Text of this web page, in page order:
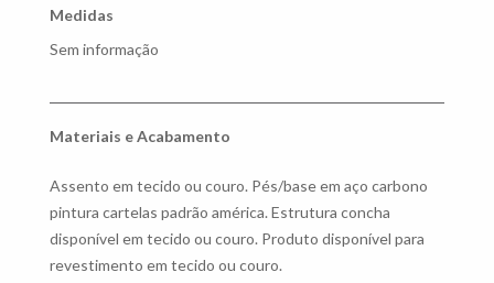
Medidas
Sem informação
Materiais e Acabamento
Assento em tecido ou couro. Pés/base em aço carbono
pintura cartelas padrão américa. Estrutura concha
disponível em tecido ou couro. Produto disponível para
revestimento em tecido ou couro.